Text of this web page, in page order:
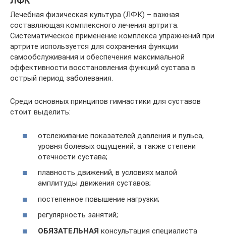
Лечебная физическая культура (ЛФК) – важная
составляющая комплексного лечения артрита.
Систематическое применение комплекса упражнений при
артрите используется для сохранения функции
самообслуживания и обеспечения максимальной
эффективности восстановления функций сустава в
острый период заболевания.
Среди основных принципов гимнастики для суставов
стоит выделить:
отслеживание показателей давления и пульса,
уровня болевых ощущений, а также степени
отечности сустава;
плавность движений, в условиях малой
амплитуды движения суставов;
постепенное повышение нагрузки;
регулярность занятий;
ОБЯЗАТЕЛЬНАЯ консультация специалиста